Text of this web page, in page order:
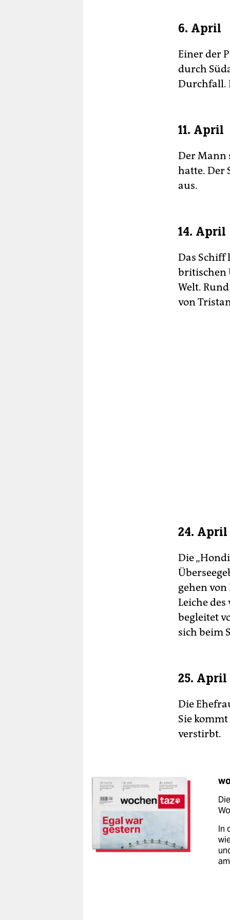
6. April
Einer der
durch
Durchfall.
11. April
Der Mann
hatte. Der
aus.
14. April
Das Schiff
britischen
Welt.
von
24. April
Die
gehen
Leiche
begleitet
sich beim
25. April
Die
Sie
verstirbt.
In